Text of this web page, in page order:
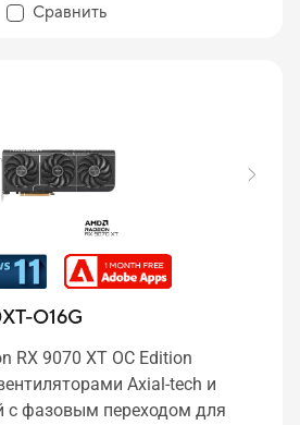
Сравнить
O16G
RX 9070 XT OC Edition
Axial-tech и
с фазовым переходом для